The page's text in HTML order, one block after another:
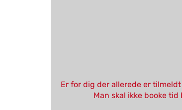
Er for dig der allerede er
Man skal ikke booke